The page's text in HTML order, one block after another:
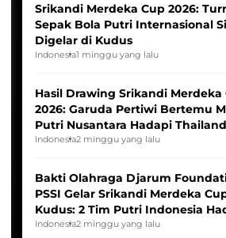
Srikandi Merdeka Cup 2026:
Sepak Bola Putri Internasional
Digelar di Kudus
Indonesia1 minggu yang lalu
Hasil Drawing Srikandi Merdeka
2026: Garuda Pertiwi Bertemu
Putri Nusantara Hadapi Thailand
Indonesia2 minggu yang lalu
Bakti Olahraga Djarum
PSSI Gelar Srikandi Merdeka
Kudus: 2 Tim Putri Indonesia
Tim Asia
Indonesia2 minggu yang lalu